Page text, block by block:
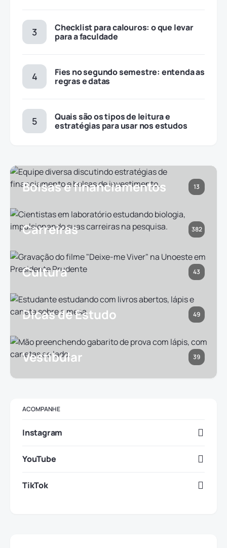
Checklist para calouros: o que levar
para a faculdade
Fies no segundo semestre: entenda as
regras e datas
Quais são os tipos de leitura e
estratégias para usar nos estudos
Bolsas e financiamentos 13
Carreiras 382
Cultura 43
Dicas de Estudo 49
Vestibular 39
ACOMPANHE
Instagram
YouTube
TikTok